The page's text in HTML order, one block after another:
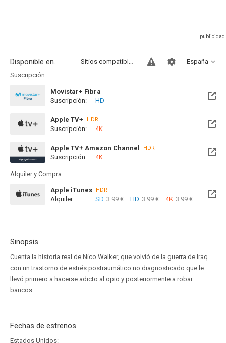
Disponible en... España
Sitios compatibles
Suscripción
Movistar+ Fibra
Disponible hasta el Lun, 31 Ene 2028 (Queda 1 año)
Suscripción: HD
Apple TV+ HDR
Suscripción: 4K
Apple TV+ Amazon Channel HDR
Suscripción: 4K
Alquiler y Compra
Apple iTunes HDR
Alquiler: SD 3.99 € HD 3.99 € 4K 3.99 €
Sinopsis
Cuenta la historia real de Nico Walker, que volvió de la guerra de Iraq
con un trastorno de estrés postraumático no diagnosticado que le
llevó primero a hacerse adicto al opio y posteriormente a robar
bancos.
Fechas de estrenos
Estados Unidos: